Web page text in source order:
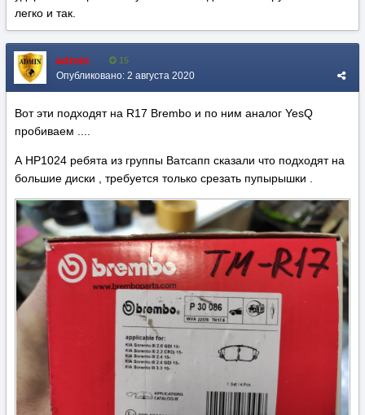
легко и так.
admin 15
Опубликовано: 2 августа 2020
Вот эти подходят на R17 Brembo и по ним аналог YesQ
пробиваем ....
А HP1024 ребята из группы Ватсапп сказали что подходят на
большие диски , требуется только срезать пупырышки .